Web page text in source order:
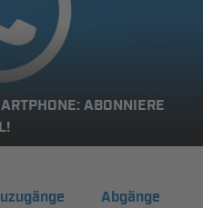
ABONNIERE
Abgänge